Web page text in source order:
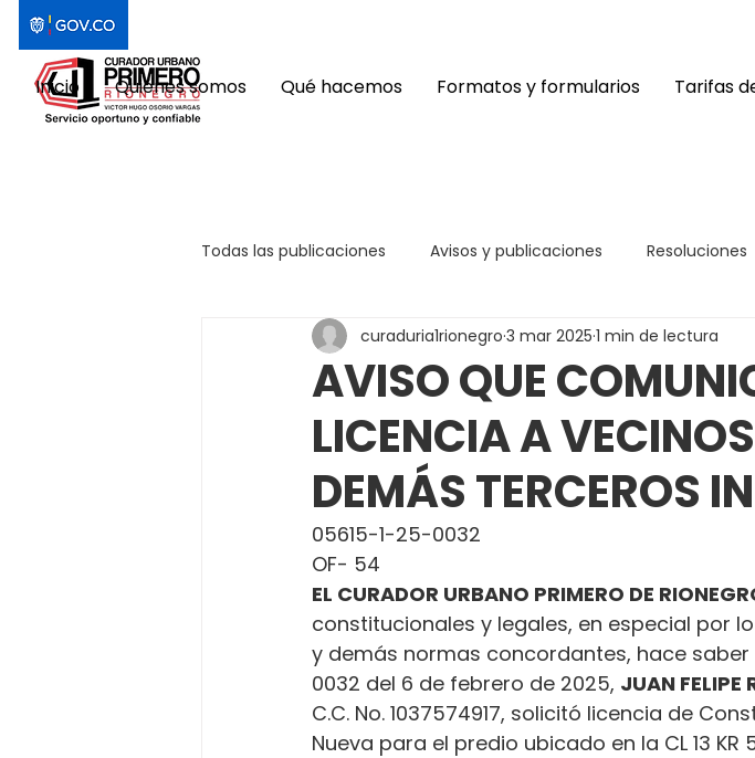
Inicio Quiénes somos Qué hacemos Formatos y formularios Tarifas
Todas las publicaciones Avisos y publicaciones Resoluciones
AVISO QUE
LICENCIA A
DEMÁS TERCEROS
curaduria1rionegro 3 mar 2025 1 min de lectura
05615-1-25-0032
OF- 54
EL CURADOR URBANO PRIMERO DE
constitucionales y legales, en especial por
y demás normas concordantes, hace
0032 del 6 de febrero de 2025, JUAN FELIPE
C.C. No. 1037574917, solicitó licencia de
Nueva para el predio ubicado en la CL 13